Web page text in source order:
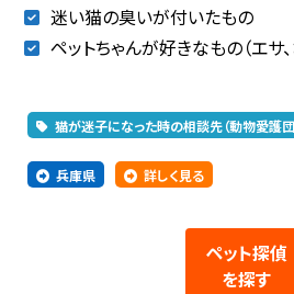
迷い猫の臭いが付いたもの
ペットちゃんが好きなもの（エサ
猫が迷子になった時の相談先（動物愛護団
兵庫県 詳しく見る
ペット探偵
を探す